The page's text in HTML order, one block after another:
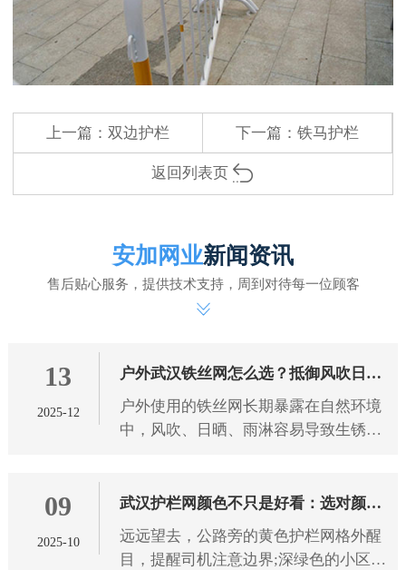
上一篇：双边护栏 下一篇： 铁马护栏
返回列表页
安加网业新闻资讯
售后贴心服务，提供技术支持，周到对待每一位顾客
13
2025-12
户外武汉铁丝网怎么选？抵御风吹日晒
雨淋有技巧
户外使用的铁丝网长期暴露在自然环境
中，风吹、日晒、雨淋容易导致生锈、
网，需从 武汉铁丝网 材质、工艺
09
2025-10
武汉护栏网颜色不只是好看：选对颜色
防护更靠谱
远远望去，公路旁的黄色护栏网格外醒
目，提醒司机注意边界;深绿色的小区护